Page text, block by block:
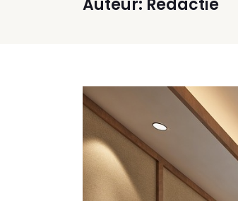
Auteur: Redactie